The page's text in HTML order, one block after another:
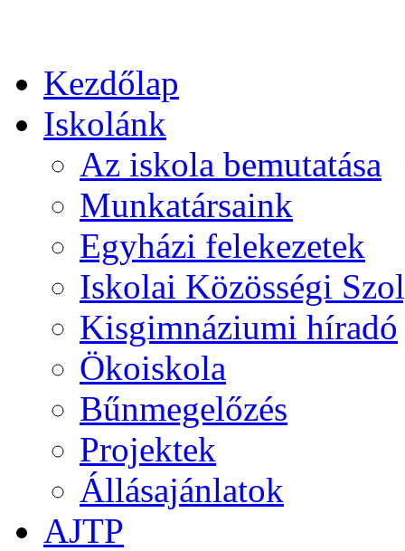
Kezdőlap
Iskolánk
Az iskola bemutatása
Munkatársaink
Egyházi felekezetek
Iskolai Közösségi
Kisgimnáziumi híradó
Ökoiskola
Bűnmegelőzés
Projektek
Állásajánlatok
AJTP